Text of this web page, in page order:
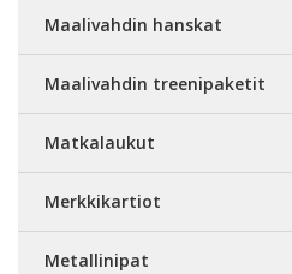
Maalivahdin hanskat
Maalivahdin treenipaketit
Matkalaukut
Merkkikartiot
Metallinipat